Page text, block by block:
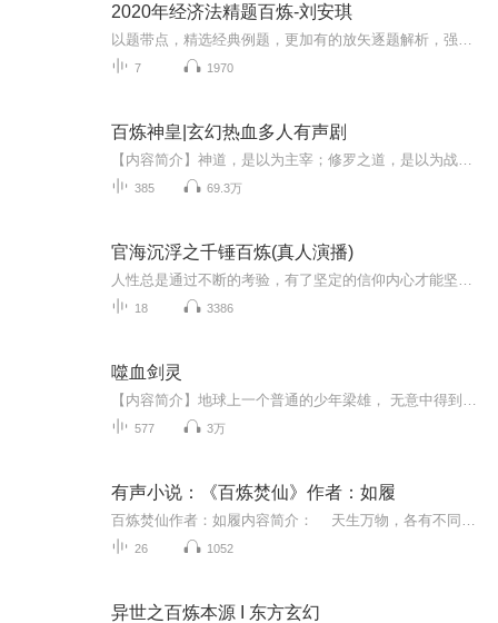
2020年经济法精题百炼-刘安琪
7 1970
百炼神皇|玄幻热血多人有声剧
385 69.3万
官海沉浮之千锤百炼(真人演播)
18 3386
噬血剑灵
577 3万
有声小说：《百炼焚仙》作者：如履
26 1052
异世之百炼本源 I 东方玄幻